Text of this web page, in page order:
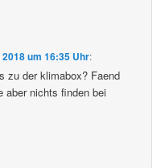
um 16:35 Uhr:
zu der klimabox? Faend
aber nichts finden bei